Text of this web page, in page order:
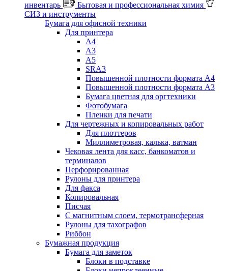
инвентарь
Бытовая и профессиональная химия
СИЗ и инструменты
Бумага для офисной техники
Для принтера
А4
А3
А5
SRA3
Повышенной плотности формата А4
Повышенной плотности формата А3
Бумага цветная для оргтехники
Фотобумага
Пленки для печати
Для чертежных и копировальных работ
Для плоттеров
Миллиметровая, калька, ватман
Чековая лента для касс, банкоматов и
терминалов
Перфорированная
Рулоны для принтера
Для факса
Копировальная
Писчая
С магнитным слоем, термотрансферная
Рулоны для тахографов
Риббон
Бумажная продукция
Бумага для заметок
Блоки в подставке